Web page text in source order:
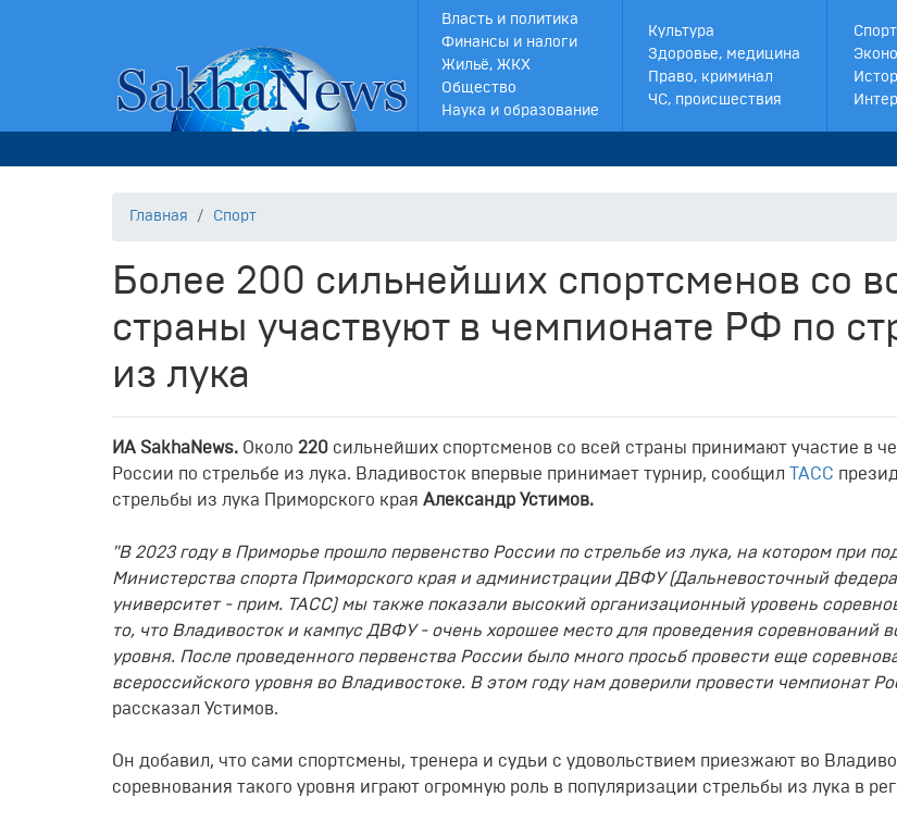
Власть и политика
Финансы и налоги
Жильё, ЖКХ
Общество
Наука и образование
Культура
Здоровье, медицина
Право, криминал
ЧС, происшествия
Спорт
Главная Спорт
Более 200 сильнейших спортсменов со
страны участвуют в чемпионате РФ по
из лука
ИА SakhaNews. Около 220 сильнейших спортсменов со всей страны принимают участие в
России по стрельбе из лука. Владивосток впервые принимает турнир, сообщил
ТАСС
стрельбы из лука Приморского края Александр Устимов.
"В 2023 году в Приморье прошло первенство России по стрельбе из лука, на котором при
Министерства спорта Приморского края и администрации ДВФУ (Дальневосточный
университет - прим. ТАСС) мы также показали высокий организационный уровень
то, что Владивосток и кампус ДВФУ - очень хорошее место для проведения соревнований
уровня. После проведенного первенства России было много просьб провести еще
всероссийского уровня во Владивостоке. В этом году нам доверили провести чемпионат
рассказал Устимов.
Он добавил, что сами спортсмены, тренера и судьи с удовольствием приезжают во
соревнования такого уровня играют огромную роль в популяризации стрельбы из лука в